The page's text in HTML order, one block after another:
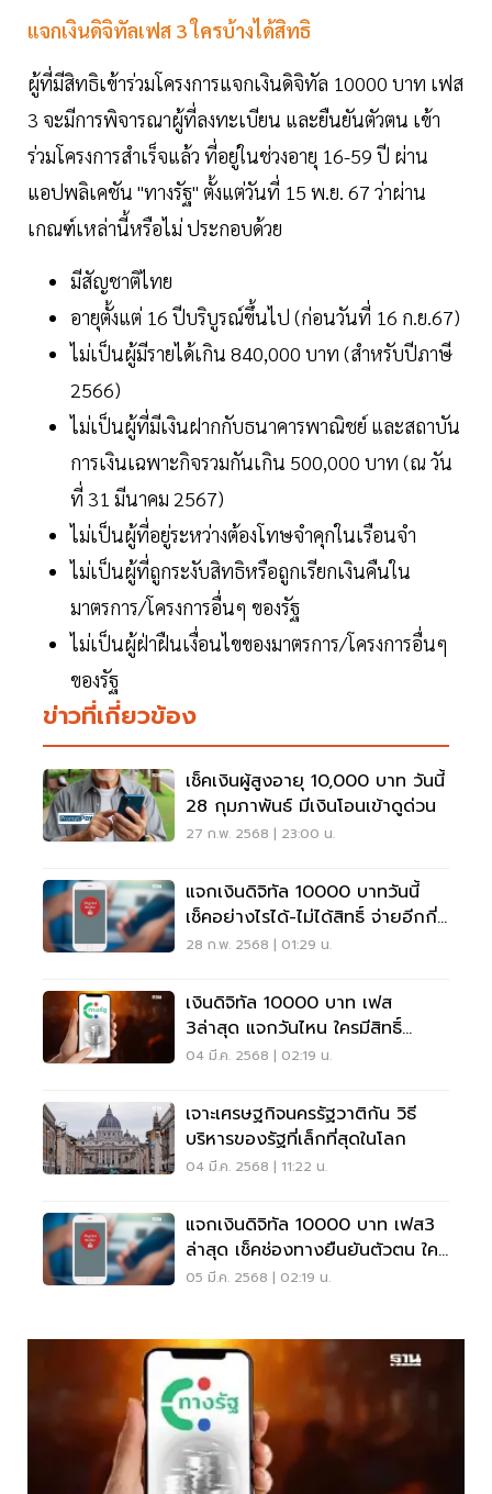
แจกเงินดิจิทัลเฟส 3 ใครบ้างได้สิทธิ
ผู้ที่มีสิทธิเข้าร่วมโครงการแจกเงินดิจิทัล 10000 บาท เฟส
3 จะมีการพิจารณาผู้ที่ลงทะเบียน และยืนยันตัวตน เข้า
ร่วมโครงการสำเร็จแล้ว ที่อยู่ในช่วงอายุ 16-59 ปี ผ่าน
แอปพลิเคชัน "ทางรัฐ" ตั้งแต่วันที่ 15 พ.ย. 67 ว่าผ่าน
เกณฑ์เหล่านี้หรือไม่ ประกอบด้วย
มีสัญชาติไทย
อายุตั้งแต่ 16 ปีบริบูรณ์ขึ้นไป (ก่อนวันที่ 16 ก.ย.67)
ไม่เป็นผู้มีรายได้เกิน 840,000 บาท (สำหรับปีภาษี
2566)
ไม่เป็นผู้ที่มีเงินฝากกับธนาคารพาณิชย์ และสถาบัน
การเงินเฉพาะกิจรวมกันเกิน 500,000 บาท (ณ วัน
ที่ 31 มีนาคม 2567)
ไม่เป็นผู้ที่อยู่ระหว่างต้องโทษจำคุกในเรือนจำ
ไม่เป็นผู้ที่ถูกระงับสิทธิหรือถูกเรียกเงินคืนใน
มาตรการ/โครงการอื่นๆ ของรัฐ
ไม่เป็นผู้ฝ่าฝืนเงื่อนไขของมาตรการ/โครงการอื่นๆ
ของรัฐ
ข่าวที่เกี่ยวข้อง
เช็คเงินผู้สูงอายุ 10,000 บาท วันนี้
28 กุมภาพันธ์ มีเงินโอนเข้าดูด่วน
27 ก.พ. 2568 | 23:00 น.
แจกเงินดิจิทัล 10000 บาทวันนี้
เช็คอย่างไรได้-ไม่ได้สิทธิ์ จ่ายอีกกี่
รอบ
28 ก.พ. 2568 | 01:29 น.
เงินดิจิทัล 10000 บาท เฟส
3ล่าสุด แจกวันไหน ใครมีสิทธิ์
ยืนยันตัวตนผ่านทางไหน
04 มี.ค. 2568 | 02:19 น.
เจาะเศรษฐกิจนครรัฐวาติกัน วิธี
บริหารของรัฐที่เล็กที่สุดในโลก
04 มี.ค. 2568 | 11:22 น.
แจกเงินดิจิทัล 10000 บาท เฟส3
ล่าสุด เช็คช่องทางยืนยันตัวตน ใคร
ได้สิทธิ์
05 มี.ค. 2568 | 02:19 น.